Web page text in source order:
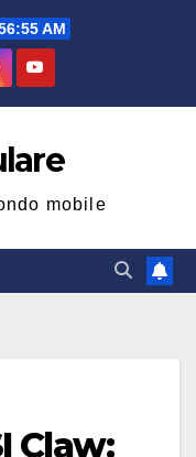
AM
mobile
Claw: